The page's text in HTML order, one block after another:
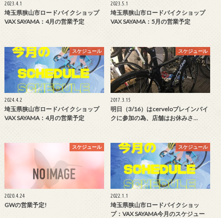
2023.4.1
埼玉県狭山市ロードバイクショップ
VAX SAYAMA：4月の営業予定
2023.5.1
埼玉県狭山市ロードバイクショップ
VAX SAYAMA：5月の営業予定
スケジュール
2024.4.2
埼玉県狭山市ロードバイクショップ
VAX SAYAMA：4月の営業予定
スケジュール
2017.3.15
明日（3/16）はcerveloブレインバイ
クに参加の為、店舗はお休みさ…
スケジュール
2020.4.24
GWの営業予定!
スケジュール
2022.1.1
埼玉県狭山市ロードバイクショッ
プ：VAX SAYAMA今月のスケジュー